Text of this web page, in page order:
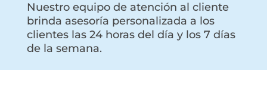
Nuestro equipo de atención al cliente
brinda asesoría personalizada a los
clientes las 24 horas del día y los 7 días
de la semana.